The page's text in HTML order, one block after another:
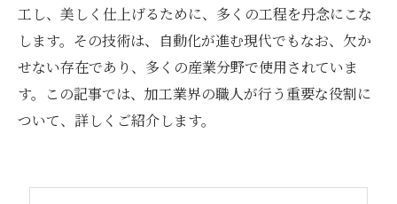
工し、美しく仕上げるために、多くの工程を丹念にこな
します。その技術は、自動化が進む現代でもなお、欠か
せない存在であり、多くの産業分野で使用されていま
す。この記事では、加工業界の職人が行う重要な役割に
ついて、詳しくご紹介します。